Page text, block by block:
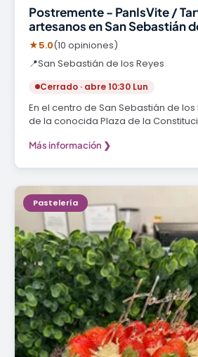
Postremente - PanIsVite /
artesanos en San Sebastián
★5.0(10 opiniones)
📍San Sebastián de los Reyes
Cerrado · abre 10:30 Lun
En el centro de San Sebastián de
de la conocida Plaza de la
Más información ❯
Pastelería